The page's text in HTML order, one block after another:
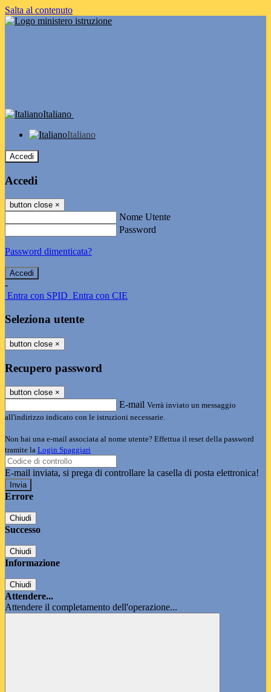
Salta al contenuto
Italiano
Italiano
Accedi
Accedi
button close ×
Nome Utente
Password
Password dimenticata?
-
Entra con SPID Entra con CIE
Seleziona utente
button close ×
Recupero password
button close ×
E-mail Verrà inviato un messaggio
all'indirizzo indicato con le istruzioni necessarie.
Non hai una e-mail associata al nome utente? Effettua il reset della password
tramite la Login Spaggiari
E-mail inviata, si prega di controllare la casella di posta elettronica!
Errore
Chiudi
Successo
Chiudi
Informazione
Chiudi
Attendere...
Attendere il completamento dell'operazione...